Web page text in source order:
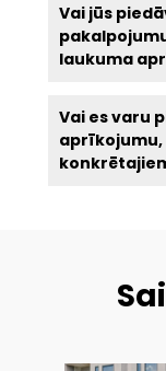
Vai jūs
laukuma
Vai es varu